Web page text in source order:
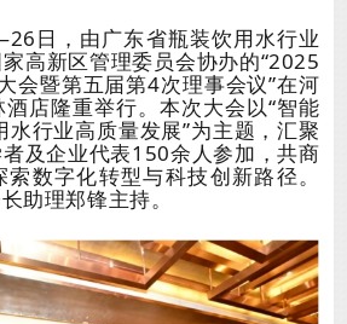
日，由广东省瓶装饮用水行业
高新区管理委员会协办的“2025
会暨第五届第4次理事会议”在河
店隆重举行。本次大会以“智能
水行业高质量发展”为主题，汇聚
及企业代表150余人参加 ，共商
索数字化转型与科技创新路径。
助理郑锋主持。